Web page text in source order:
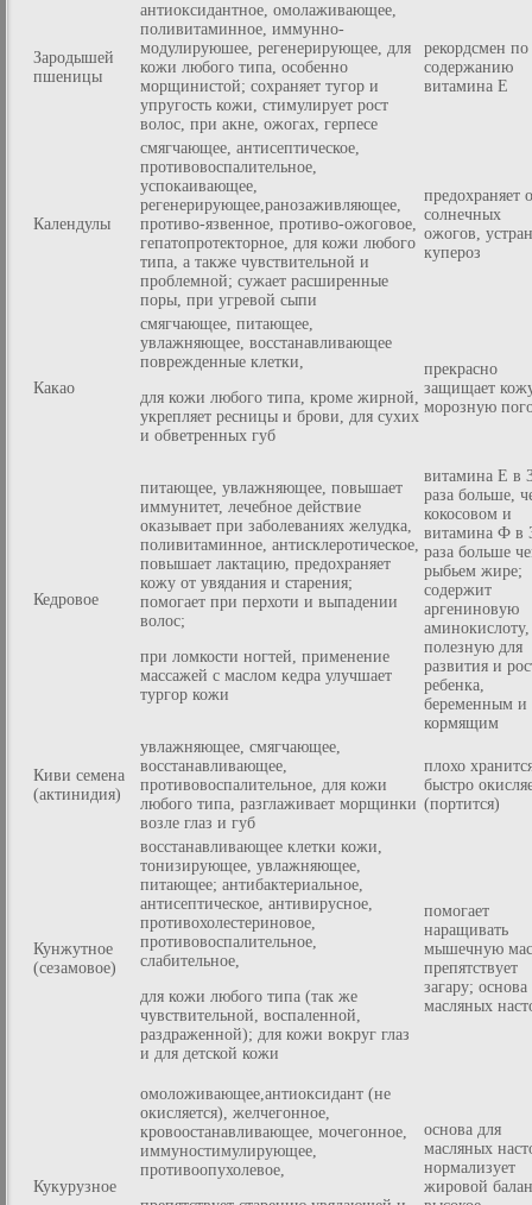
Зародышей
пшеницы
антиоксидантное, омолаживающее,
поливитаминное, иммунно-
модулируюшее, регенерирующее, для
кожи любого типа, особенно
морщинистой; сохраняет тугор и
упругость кожи, стимулирует рост
волос, при акне, ожогах, герпесе
рекордсмен по
содержанию
витамина Е
Календулы
смягчающее, антисептическое,
противовоспалительное,
успокаивающее,
регенерирующее,ранозаживляющее,
противо-язвенное, противо-ожоговое,
гепатопротекторное, для кожи любого
типа, а также чувствительной и
проблемной; сужает расширенные
поры, при угревой сыпи
предохраняет
солнечных
ожогов,
купероз
Какао
смягчающее, питающее,
увлажняющее, восстанавливающее
поврежденные клетки,
для кожи любого типа, кроме жирной,
укрепляет ресницы и брови, для сухих
и обветренных губ
прекрасно
защищает
морозную
Кедровое
питающее, увлажняющее, повышает
иммунитет, лечебное действие
оказывает при заболеваниях желудка,
поливитаминное, антисклеротическое,
повышает лактацию, предохраняет
кожу от увядания и старения;
помогает при перхоти и выпадении
волос;
при ломкости ногтей, применение
массажей с маслом кедра улучшает
тургор кожи
витамина Е в
раза больше,
кокосовом и
витамина Ф в
раза больше
рыбьем жире;
содержит
аргениновую
аминокислоту,
полезную для
развития и
ребенка,
беременным и
кормящим
Киви семена
(актинидия)
увлажняющее, смягчающее,
восстанавливающее,
противовоспалительное, для кожи
любого типа, разглаживает морщинки
возле глаз и губ
плохо
быстро
(портится)
Кунжутное
(сезамовое)
восстанавливающее клетки кожи,
тонизирующее, увлажняющее,
питающее; антибактериальное,
антисептическое, антивирусное,
противохолестериновое,
противовоспалительное,
слабительное,
для кожи любого типа (так же
чувствительной, воспаленной,
раздраженной); для кожи вокруг глаз
и для детской кожи
помогает
наращивать
мышечную
препятствует
загару; основа
масляных
Кукурузное
омоложивающее,антиоксидант (не
окисляется), желчегонное,
кровоостанавливающее, мочегонное,
иммуностимулирующее,
противоопухолевое,
основа для
масляных
нормализует
жировой